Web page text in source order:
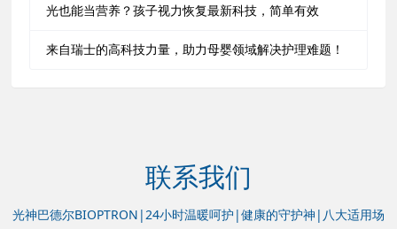
光也能当营养？孩子视力恢复最新科技，简单有效
来自瑞士的高科技力量，助力母婴领域解决护理难题！
联系我们
光神巴德尔BIOPTRON|24小时温暖呵护|健康的守护神|八大适用场